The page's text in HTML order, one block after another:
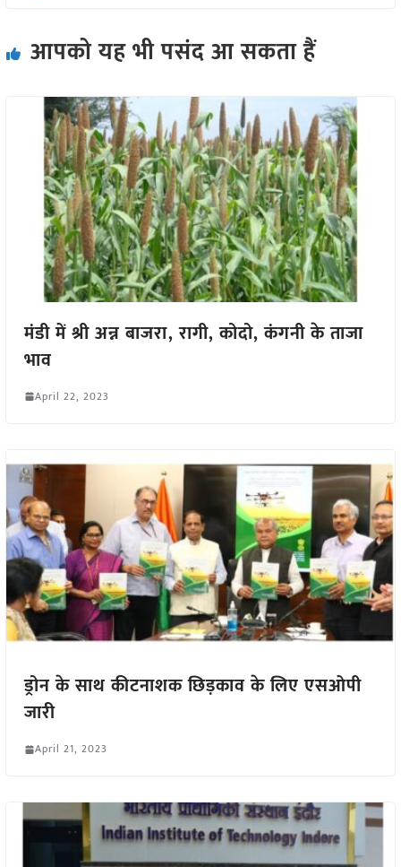
आपको यह भी पसंद आ सकता हैं
मंडी में श्री अन्न बाजरा, रागी, कोदो, कंगनी के ताजा
भाव
April 22, 2023
ड्रोन के साथ कीटनाशक छिड़काव के लिए एसओपी
जारी
April 21, 2023